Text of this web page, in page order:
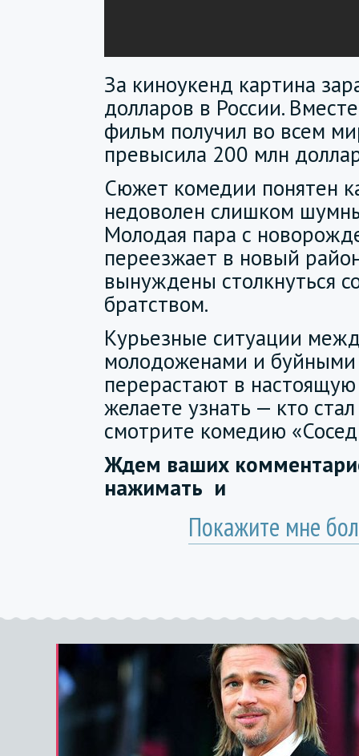
За киноукенд картина
долларов в России.
фильм получил во всем
превысила 200 млн
Сюжет комедии понятен
недоволен слишком
Молодая пара с
переезжает в новый
вынуждены столкнуться
братством.
Курьезные ситуации
молодоженами и
перерастают в
желаете узнать — кто
смотрите комедию
Ждем ваших
нажимать и
Покажите мне